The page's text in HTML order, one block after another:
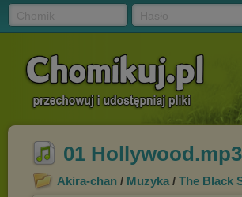
01 Hollywood.mp3
Akira-chan / Muzyka / The Black